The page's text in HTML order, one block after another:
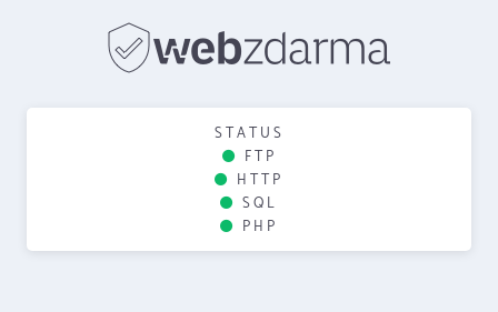
STATUS
FTP
HTTP
SQL
PHP